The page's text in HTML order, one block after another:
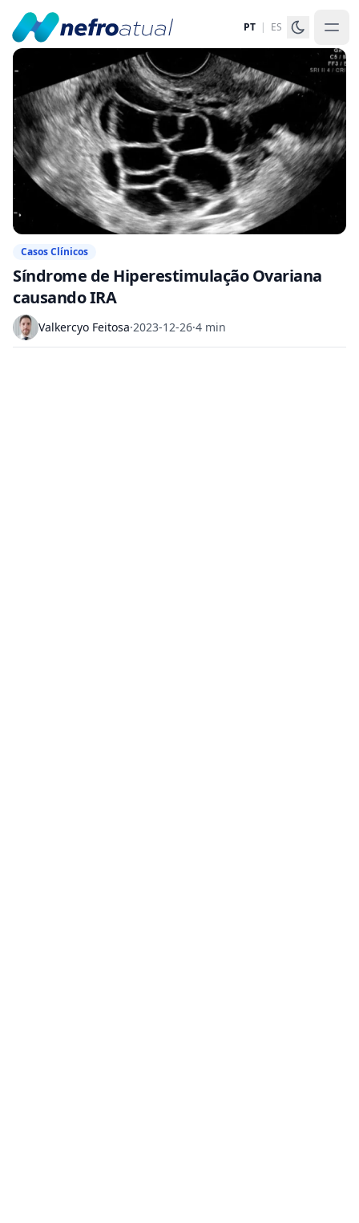
PT | ES
Casos Clínicos
Síndrome de Hiperestimulação Ovariana
causando IRA
Valkercyo Feitosa·2023-12-26·4 min